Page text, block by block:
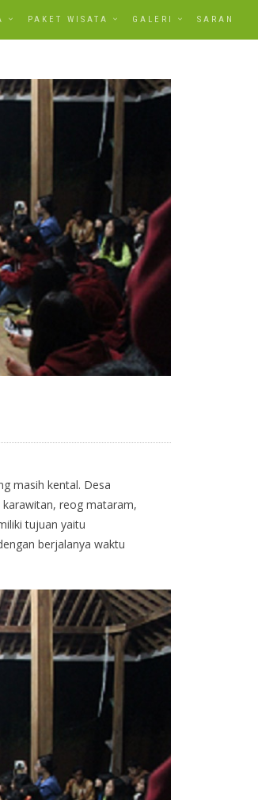
PAKET WISATA GALERI SARAN
masih kental. Desa
karawitan, reog mataram,
tujuan yaitu
berjalanya waktu